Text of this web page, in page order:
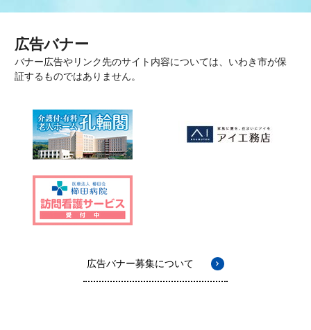
広告バナー
バナー広告やリンク先のサイト内容については、いわき市が保
証するものではありません。
広告バナー募集について